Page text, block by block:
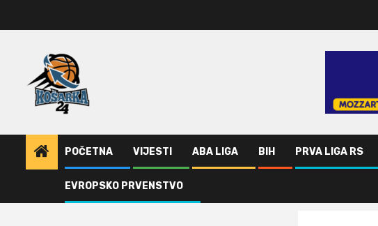
POČETNA VIJESTI ABA LIGA BIH PRVA LIGA RS
EVROPSKO PRVENSTVO
Ivanović produžio ugovor